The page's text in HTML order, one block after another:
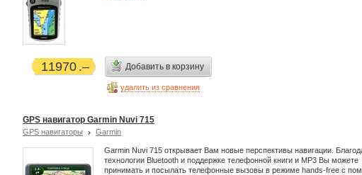
11970 Добавить в корзину
удалить из сравнения
GPS навигатор Garmin Nuvi 715
GPS навигаторы Garmin
Garmin Nuvi 715 открывает Вам новые перспективы навигации.
технологии Bluetooth и поддержке телефонной книги и МР3 Вы можете
принимать и посылать телефонные вызовы в режиме hands-free с